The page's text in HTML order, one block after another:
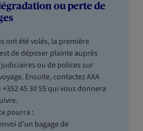
ou perte de
ont été volés, la première
de déposer plainte auprès
ou de polices sur
Ensuite, contactez AXA
45 30 55 qui vous donnera
pourra :
d’un bagage de